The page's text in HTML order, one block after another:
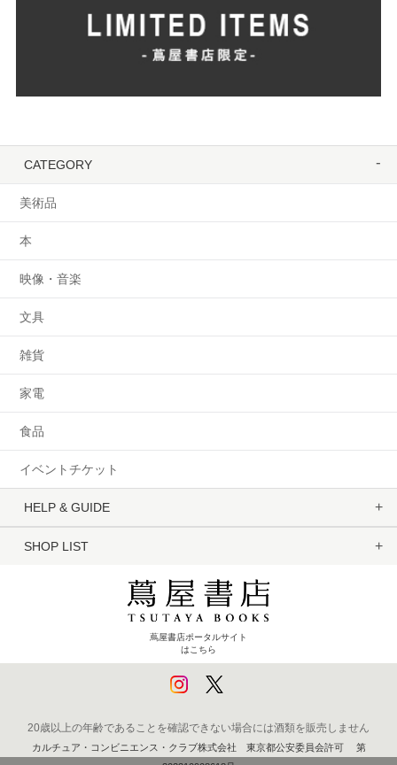
CATEGORY
美術品
本
映像・音楽
文具
雑貨
家電
食品
イベントチケット
HELP & GUIDE
SHOP LIST
蔦屋書店ポータルサイト
はこちら
20歳以上の年齢であることを確認できない場合には酒類を販売しません
カルチュア・コンビニエンス・クラブ株式会社 東京都公安委員会許可 第